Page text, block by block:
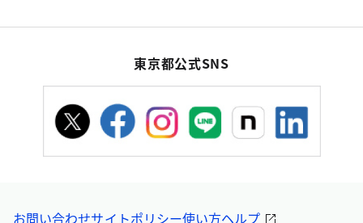
東京都公式SNS
お問い合わせサイトポリシー使い方ヘルプ